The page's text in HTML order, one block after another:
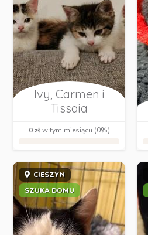
Ivy, Carmen i
Tissaia
0 złw tym miesiącu (0%)
CIESZYN
SZUKA DOMU